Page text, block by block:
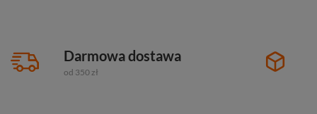
Darmowa dostawa
od 350 zł